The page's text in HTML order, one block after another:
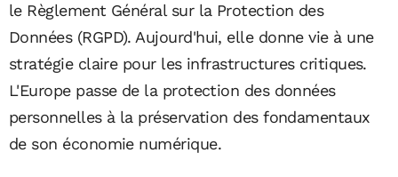
le Règlement Général sur la Protection des
Données (RGPD). Aujourd'hui, elle donne vie à une
stratégie claire pour les infrastructures critiques.
L'Europe passe de la protection des données
personnelles à la préservation des fondamentaux
de son économie numérique.